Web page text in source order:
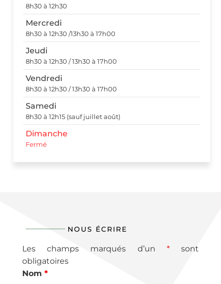
8h30 à 12h30
Mercredi
8h30 à 12h30 /13h30 à 17h00
Jeudi
8h30 à 12h30 / 13h30 à 17h00
Vendredi
8h30 à 12h30 / 13h30 à 17h00
Samedi
8h30 à 12h15 (sauf juillet août)
Dimanche
Fermé
NOUS ÉCRIRE
Les champs marqués d’un *sont
obligatoires
Nom *